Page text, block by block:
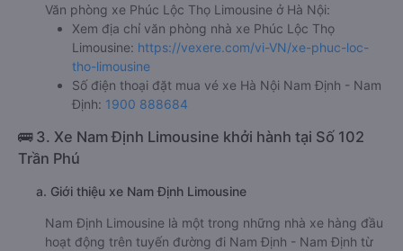
Văn phòng xe Phúc Lộc Thọ Limousine ở Hà Nội:
Xem địa chỉ văn phòng nhà xe Phúc Lộc Thọ
Limousine: https://vexere.com/vi-VN/xe-phuc-loc-
tho-limousine
Số điện thoại đặt mua vé xe Hà Nội Nam Định - Nam
Định: 1900 888684
🚌 3. Xe Nam Định Limousine khởi hành tại Số 102
Trần Phú
a. Giới thiệu xe Nam Định Limousine
Nam Định Limousine là một trong những nhà xe hàng đầu
hoạt động trên tuyến đường đi Nam Định - Nam Định từ